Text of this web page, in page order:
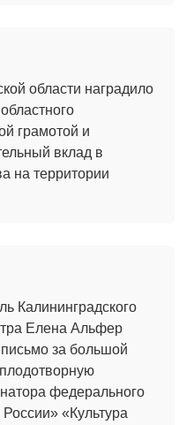
области наградило
грамотой и
вклад в
на территории
Калининградского
Елена Альфер
за большой
федерального
«Культура